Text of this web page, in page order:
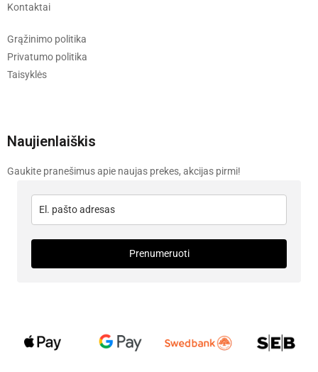
Kontaktai
Grąžinimo politika
Privatumo politika
Taisyklės
Naujienlaiškis
Gaukite pranešimus apie naujas prekes, akcijas pirmi!
Prenumeruoti